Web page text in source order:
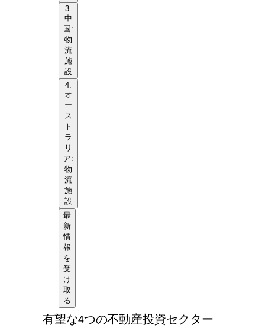
3.
中
国:
物
流
施
設
4.
オ
ー
ス
ト
ラ
リ
ア:
物
流
施
設
最
新
情
報
を
受
け
取
る
有望な4つの不動産投資セクター